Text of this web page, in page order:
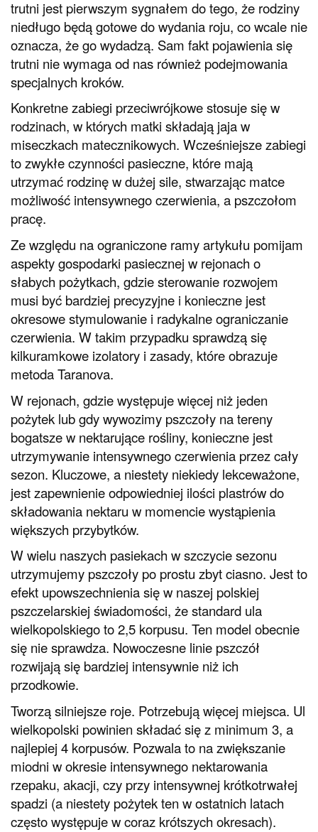
trutni jest pierwszym sygnałem do tego, że rodziny
niedługo będą gotowe do wydania roju, co wcale nie
oznacza, że go wydadzą. Sam fakt pojawienia się
trutni nie wymaga od nas również podejmowania
specjalnych kroków.
Konkretne zabiegi przeciwrójkowe stosuje się w
rodzinach, w których matki składają jaja w
miseczkach matecznikowych. Wcześniejsze zabiegi
to zwykłe czynności pasieczne, które mają
utrzymać rodzinę w dużej sile, stwarzając matce
możliwość intensywnego czerwienia, a pszczołom
pracę.
Ze względu na ograniczone ramy artykułu pomijam
aspekty gospodarki pasiecznej w rejonach o
słabych pożytkach, gdzie sterowanie rozwojem
musi być bardziej precyzyjne i konieczne jest
okresowe stymulowanie i radykalne ograniczanie
czerwienia. W takim przypadku sprawdzą się
kilkuramkowe izolatory i zasady, które obrazuje
metoda Taranova.
W rejonach, gdzie występuje więcej niż jeden
pożytek lub gdy wywozimy pszczoły na tereny
bogatsze w nektarujące rośliny, konieczne jest
utrzymywanie intensywnego czerwienia przez cały
sezon. Kluczowe, a niestety niekiedy lekceważone,
jest zapewnienie odpowiedniej ilości plastrów do
składowania nektaru w momencie wystąpienia
większych przybytków.
W wielu naszych pasiekach w szczycie sezonu
utrzymujemy pszczoły po prostu zbyt ciasno. Jest to
efekt upowszechnienia się w naszej polskiej
pszczelarskiej świadomości, że standard ula
wielkopolskiego to 2,5 korpusu. Ten model obecnie
się nie sprawdza. Nowoczesne linie pszczół
rozwijają się bardziej intensywnie niż ich
przodkowie.
Tworzą silniejsze roje. Potrzebują więcej miejsca. Ul
wielkopolski powinien składać się z minimum 3, a
najlepiej 4 korpusów. Pozwala to na zwiększanie
miodni w okresie intensywnego nektarowania
rzepaku, akacji, czy przy intensywnej krótkotrwałej
spadzi (a niestety pożytek ten w ostatnich latach
często występuje w coraz krótszych okresach).